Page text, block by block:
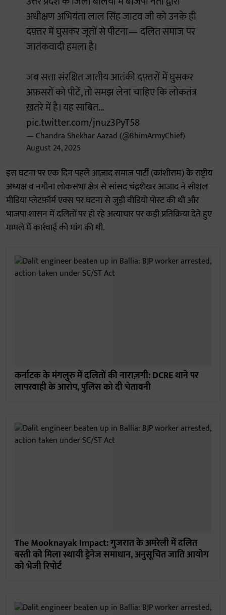
अधीक्षण अभियंता लाल सिंह जाटव जी को उनके ही
दफ़्तर में घुसकर जूतों से पीटना— दलित समाज पर
जातंकवादी हमला है।
जब सत्ता संरक्षित जातीय आतंकी दफ़्तरों में घुसकर
अफ़सरों को पीटें, तो समझ लेना चाहिए कि लोकतंत्र
ख़तरे में है। यह साबित…
pic.twitter.com/jnuz3PyT58
— Chandra Shekhar Aazad (@BhimArmyChief)
August 24, 2025
इस घटना पर एक दिन पहले आज़ाद समाज पार्टी (कांशीराम) के राष्ट्रीय
अध्यक्ष व नगीना लोकसभा क्षेत्र से सांसद चंद्रशेखर आजाद ने सोशल
मीडिया प्लेटफ़ॉर्म एक्स पर घटना से जुड़ी वीडियो पोस्ट की थी और
भाजपा शासन में दलितों पर हो रहे अत्याचार पर कड़ी प्रतिक्रिया देते हुए
मामले में कार्रवाई की मांग की थी.
कर्नाटक के मंगलुरु में दलितों की नाराज़गी: DCRE थाने पर
लापरवाही के आरोप, पुलिस को दी चेतावनी
The Mooknayak Impact: गुजरात के अमरेली में दलित
बस्ती को मिला स्थायी ड्रेनेज समाधान, अनुसूचित जाति आयोग
को भेजी रिपोर्ट